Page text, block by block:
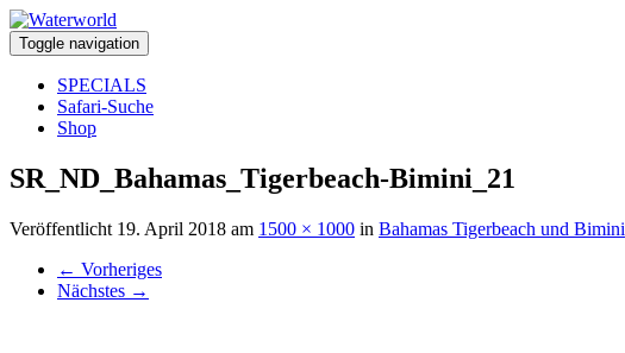
Toggle navigation
SPECIALS
Safari-Suche
Shop
SR_ND_Bahamas_Tigerbeach-Bimini_21
Veröffentlicht 19. April 2018 am 1500 × 1000 in Bahamas Tigerbeach und Bimini
← Vorheriges
Nächstes →